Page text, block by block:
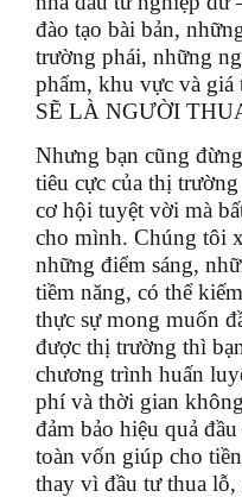
đào tạo bài bản,
trường phái, những
phẩm, khu vực và giá
SẼ LÀ NGƯỜI
Nhưng bạn cũng
tiêu cực của thị
cơ hội tuyệt vời mà
cho mình. Chúng tôi
những điểm sáng,
tiềm năng, có thể
thực sự mong muốn
được thị trường thì
chương trình huấn
phí và thời gian
đảm bảo hiệu quả
toàn vốn giúp cho
thay vì đầu tư thua